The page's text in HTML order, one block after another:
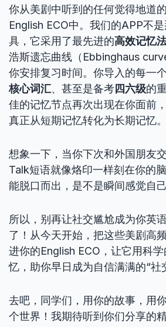
你从美剧中听到的任何觉得地道
English ECO中。我们的APP不
具，它采用了最先进的高效记忆
浩斯遗忘曲线（Ebbinghaus
你安排复习时间。你导入的每一
核心词汇、甚至是备考四六级的
佳的记忆节点再次出现在你面前
真正从短期记忆转化为长期记忆。
想象一下，当你下次和外国朋友
Talk短语就像烙印一样刻在你的
能脱口而出，是不是瞬间感觉自
所以，别再让社交尴尬成为你英
了！从今天开始，把这些美剧高
进你的English ECO，让它用科
忆，助你早日成为自信满满的“社
去吧，同学们，用你的故事，用
个世界！我期待听到你们分享的